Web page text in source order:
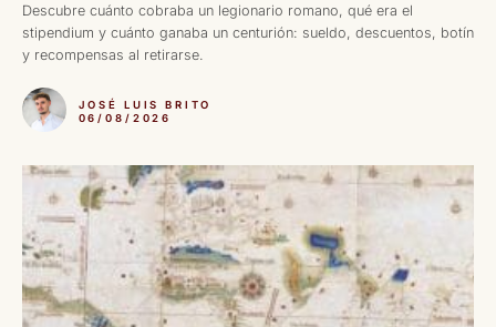
Descubre cuánto cobraba un legionario romano, qué era el
stipendium y cuánto ganaba un centurión: sueldo, descuentos, botín
y recompensas al retirarse.
JOSÉ LUIS BRITO
06/08/2026